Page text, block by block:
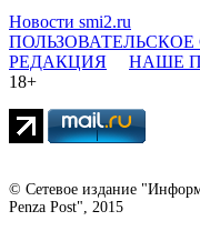
Новости smi2.ru
РЕДАКЦИЯ
НАШЕ
18+
© Сетевое издание
Penza Post", 2015